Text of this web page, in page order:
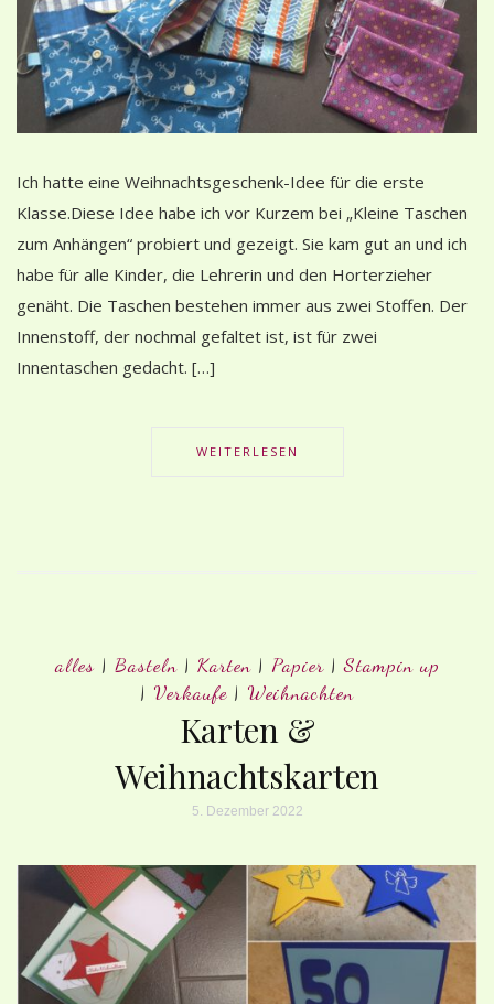
Ich hatte eine Weihnachtsgeschenk-Idee für die erste
Klasse.Diese Idee habe ich vor Kurzem bei „Kleine Taschen
zum Anhängen“ probiert und gezeigt. Sie kam gut an und ich
habe für alle Kinder, die Lehrerin und den Horterzieher
genäht. Die Taschen bestehen immer aus zwei Stoffen. Der
Innenstoff, der nochmal gefaltet ist, ist für zwei
Innentaschen gedacht. […]
WEITERLESEN
alles| Basteln| Karten| Papier|Stampin up
| Verkaufe | Weihnachten
Karten &
Weihnachtskarten
5. Dezember 2022